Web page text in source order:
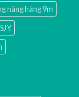
nâng hàng 9m